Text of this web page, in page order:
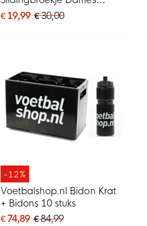
Zwart
€ 19,99 € 30,00
-12%
Voetbalshop.nl Bidon Krat
+ Bidons 10 stuks
€ 74,89 € 84,99